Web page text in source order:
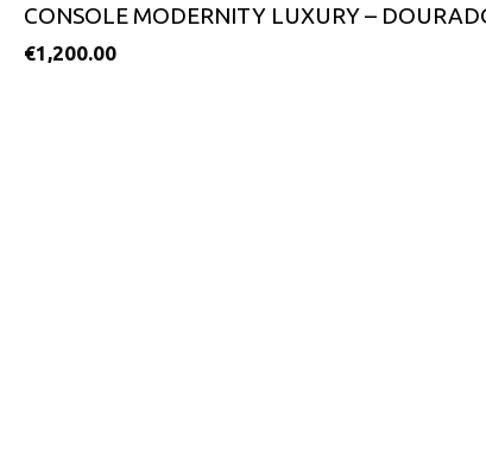
CONSOLE MODERNITY LUXURY –
€1,200.00